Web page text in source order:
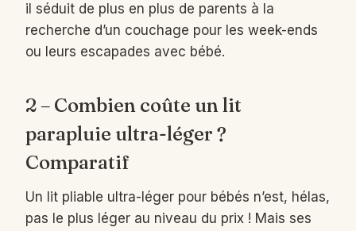
il séduit de plus en plus de parents à la
recherche d’un couchage pour les week-ends
ou leurs escapades avec bébé.
2 – Combien coûte un lit
parapluie ultra-léger ?
Comparatif
Un lit pliable ultra-léger pour bébés n’est, hélas,
pas le plus léger au niveau du prix ! Mais ses